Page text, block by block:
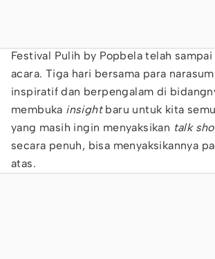
Festival Pulih by Popbela telah
acara. Tiga hari bersama para
inspiratif dan berpengalam di
membuka insightbaru untuk kita
yang masih ingin menyaksikan talk
secara penuh, bisa menyaksikannya
atas.